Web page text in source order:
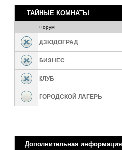
ТАЙНЫЕ КОМНАТЫ
Форум
ДЗЮДОГРАД
БИЗНЕС
КЛУБ
ГОРОДСКОЙ ЛАГЕРЬ
Дополнительная информация